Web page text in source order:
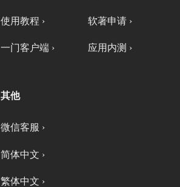
使用教程 ›
一门客户端 ›
软著申请 ›
应用内测 ›
其他
微信客服 ›
简体中文 ›
繁体中文 ›